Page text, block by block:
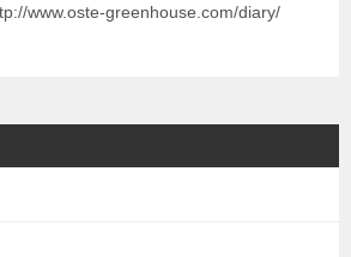
www.oste-greenhouse.com/diary/